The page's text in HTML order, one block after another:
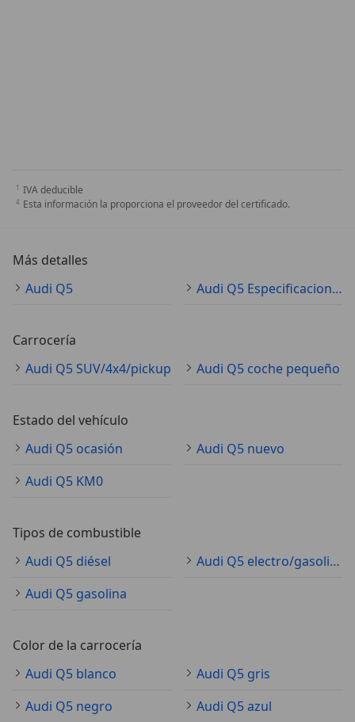
IVA deducible
Esta información la proporciona el proveedor del certificado.
Más detalles
Audi Q5
Audi Q5 Especificaciones técnicas
Carrocería
Audi Q5 SUV/4x4/pickup
Audi Q5 coche pequeño
Estado del vehículo
Audi Q5 ocasión
Audi Q5 nuevo
Audi Q5 KM0
Tipos de combustible
Audi Q5 diésel
Audi Q5 electro/gasolina
Audi Q5 gasolina
Color de la carrocería
Audi Q5 blanco
Audi Q5 gris
Audi Q5 negro
Audi Q5 azul